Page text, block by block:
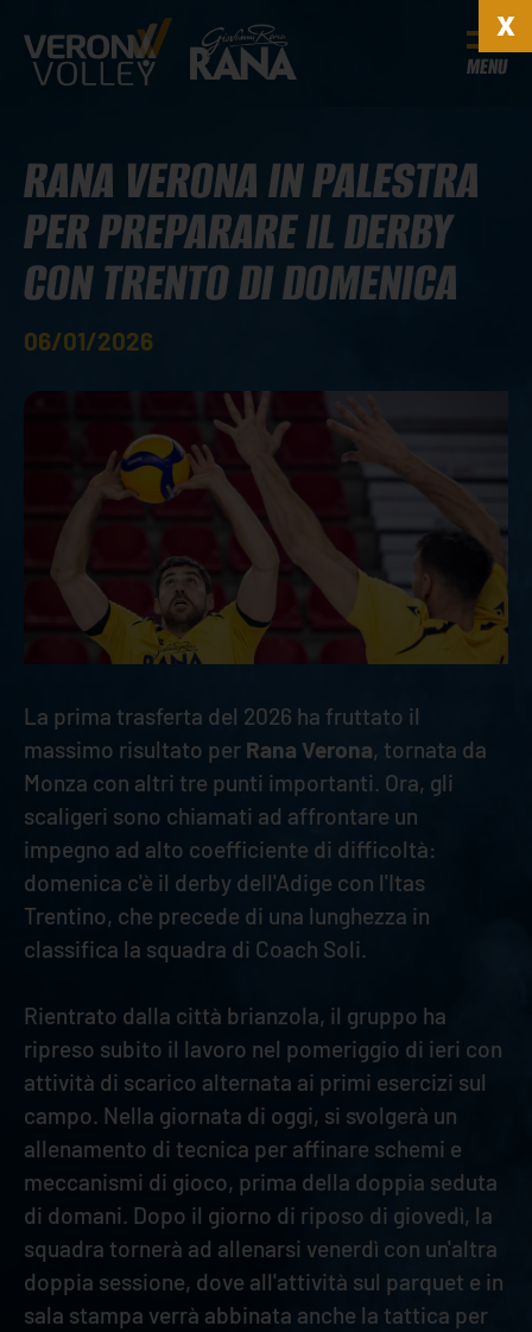
MENU
RANA VERONA IN PALESTRA
PER PREPARARE IL DERBY
CON TRENTO DI DOMENICA
06/01/2026
La prima trasferta del 2026 ha fruttato il
massimo risultato per Rana Verona, tornata da
Monza con altri tre punti importanti. Ora, gli
scaligeri sono chiamati ad affrontare un
impegno ad alto coefficiente di difficoltà:
domenica c'è il derby dell'Adige con l'Itas
Trentino, che precede di una lunghezza in
classifica la squadra di Coach Soli.
Rientrato dalla città brianzola, il gruppo ha
ripreso subito il lavoro nel pomeriggio di ieri con
attività di scarico alternata ai primi esercizi sul
campo. Nella giornata di oggi, si svolgerà un
allenamento di tecnica per affinare schemi e
meccanismi di gioco, prima della doppia seduta
di domani. Dopo il giorno di riposo di giovedì, la
squadra tornerà ad allenarsi venerdì con un'altra
doppia sessione, dove all'attività sul parquet e in
sala stampa verrà abbinata anche la tattica per